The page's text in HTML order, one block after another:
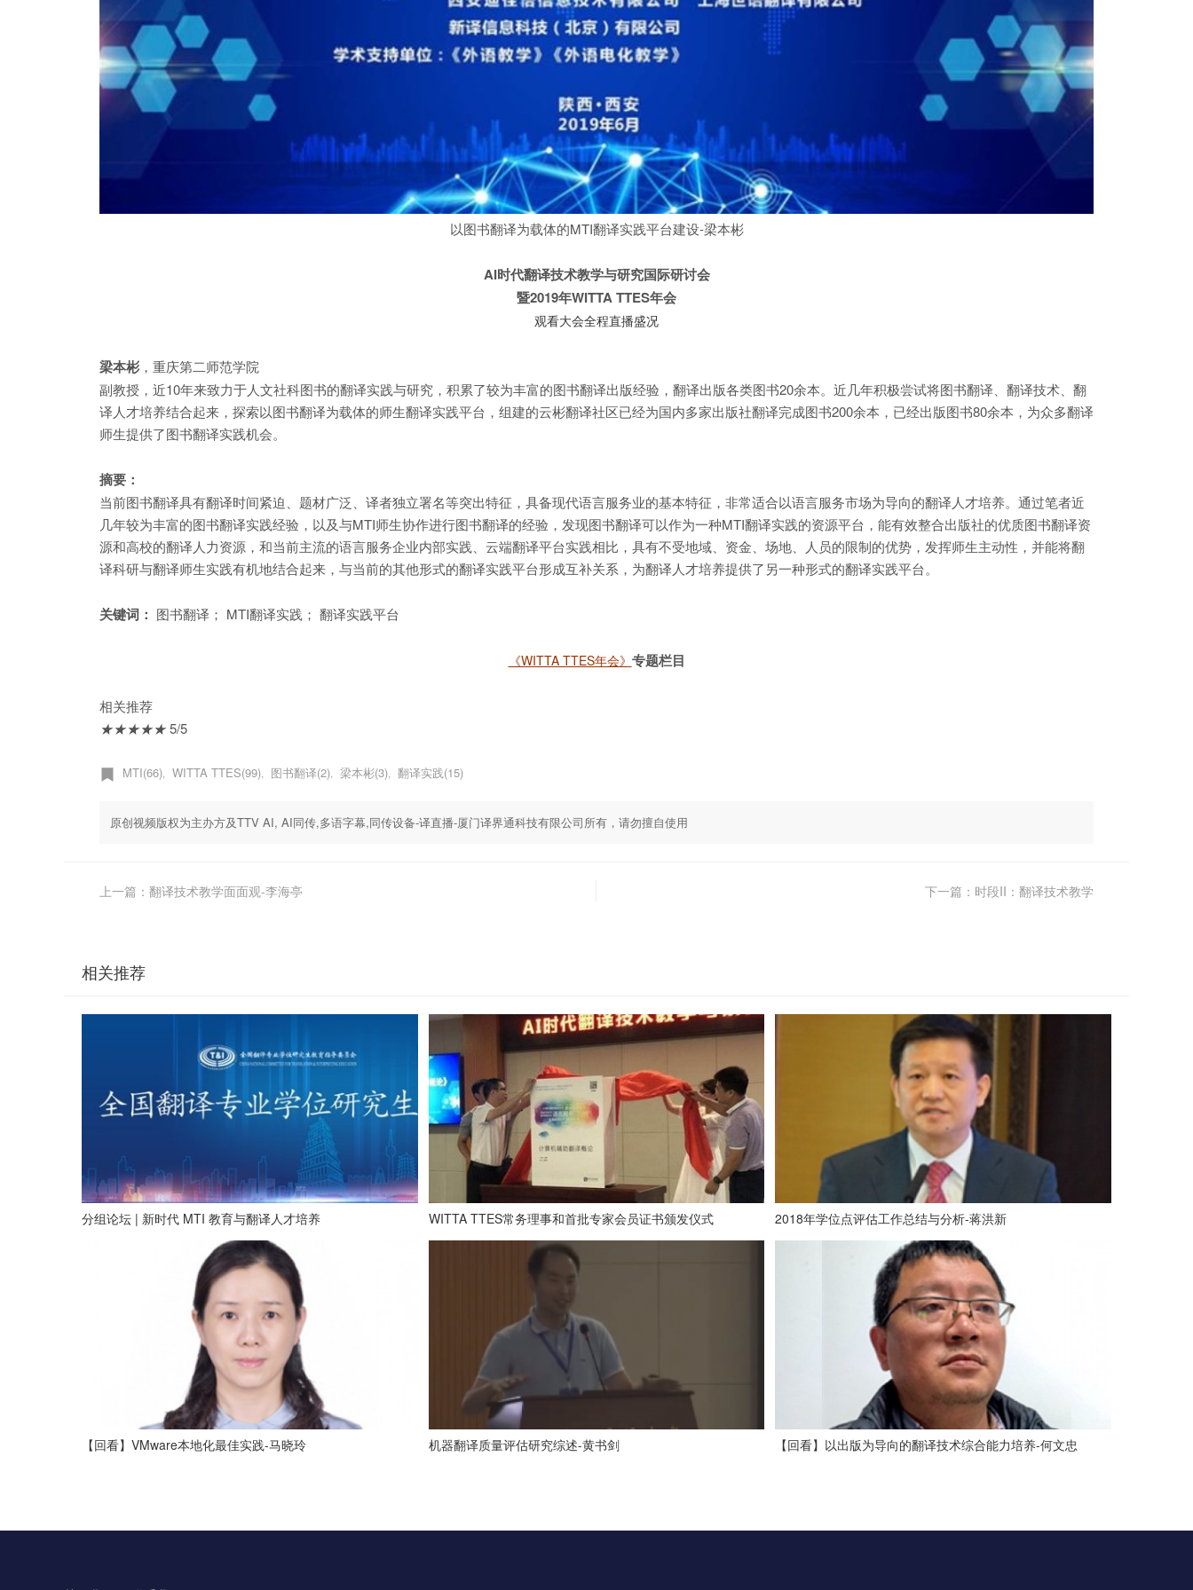
以图书翻译为载体的MTI翻译实践平台建设-梁本彬
AI时代翻译技术教学与研究国际研讨会
暨2019年WITTA TTES年会
观看大会全程直播盛况
梁本彬 ，重庆第二师范学院
副教授，近10年来致力于人文社科图书的翻译实践与研究，积累了较为丰富的图书翻译出版经验，翻译出版各类图书20余本。近几年积极尝试将图书翻译、翻译技术、翻
译人才培养结合起来，探索以图书翻译为载体的师生翻译实践平台，组建的云彬翻译社区已经为国内多家出版社翻译完成图书200余本，已经出版图书80余本，为众多翻译
师生提供了图书翻译实践机会。
摘要：
当前图书翻译具有翻译时间紧迫、题材广泛、译者独立署名等突出特征，具备现代语言服务业的基本特征，非常适合以语言服务市场为导向的翻译人才培养。通过笔者近
几年较为丰富的图书翻译实践经验，以及与MTI师生协作进行图书翻译的经验，发现图书翻译可以作为一种MTI翻译实践的资源平台，能有效整合出版社的优质图书翻译资
源和高校的翻译人力资源，和当前主流的语言服务企业内部实践、云端翻译平台实践相比，具有不受地域、资金、场地、人员的限制的优势，发挥师生主动性，并能将翻
译科研与翻译师生实践有机地结合起来，与当前的其他形式的翻译实践平台形成互补关系，为翻译人才培养提供了另一种形式的翻译实践平台。
关键词： 图书翻译； MTI翻译实践； 翻译实践平台
《WITTA TTES年会》 专题栏目
相关推荐
★★★★★5/5
MTI(66) WITTA TTES(99) 图书翻译(2) 梁本彬(3) 翻译实践(15)
原创视频版权为主办方及TTV AI, AI同传,多语字幕,同传设备-译直播-厦门译界通科技有限公司所有，请勿擅自使用
上一篇：翻译技术教学面面观-李海亭 下一篇：时段II：翻译技术教学
相关推荐
分组论坛 | 新时代 MTI 教育与翻译人才培养 WITTA TTES常务理事和首批专家会员证书颁发仪式 2018年学位点评估工作总结与分析-蒋洪新
【回看】VMware本地化最佳实践-马晓玲 机器翻译质量评估研究综述-黄书剑 【回看】以出版为导向的翻译技术综合能力培养-何文忠